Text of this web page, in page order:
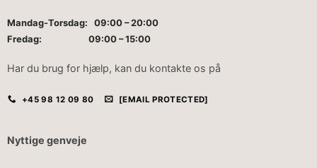
Mandag-Torsdag: 09:00 – 20:00
Fredag: 09:00 – 15:00
Har du brug for hjælp, kan du kontakte os på
+45 98 12 09 80 [EMAIL PROTECTED]
Nyttige genveje